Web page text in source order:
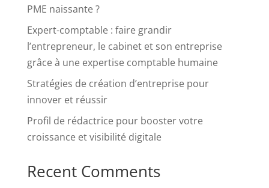
PME naissante ?
Expert-comptable : faire grandir
l’entrepreneur, le cabinet et son entreprise
grâce à une expertise comptable humaine
Stratégies de création d’entreprise pour
innover et réussir
Profil de rédactrice pour booster votre
croissance et visibilité digitale
Recent Comments